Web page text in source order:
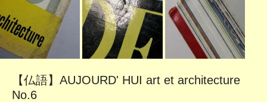
【仏語】AUJOURD' HUI art et architecture
No.6